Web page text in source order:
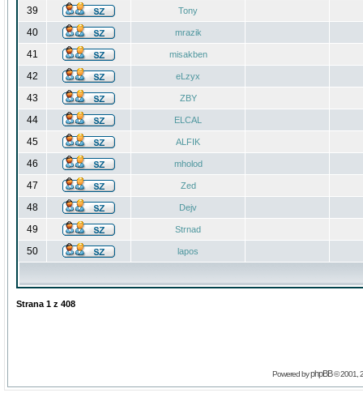
39 Tony
40 mrazik
41 misakben
42 eLzyx
43 ZBY
44 ELCAL
45 ALFIK
46 mholod
47 Zed
48 Dejv
49 Strnad
50 lapos
Strana 1 z 408
Powered byphpBB© 2001,